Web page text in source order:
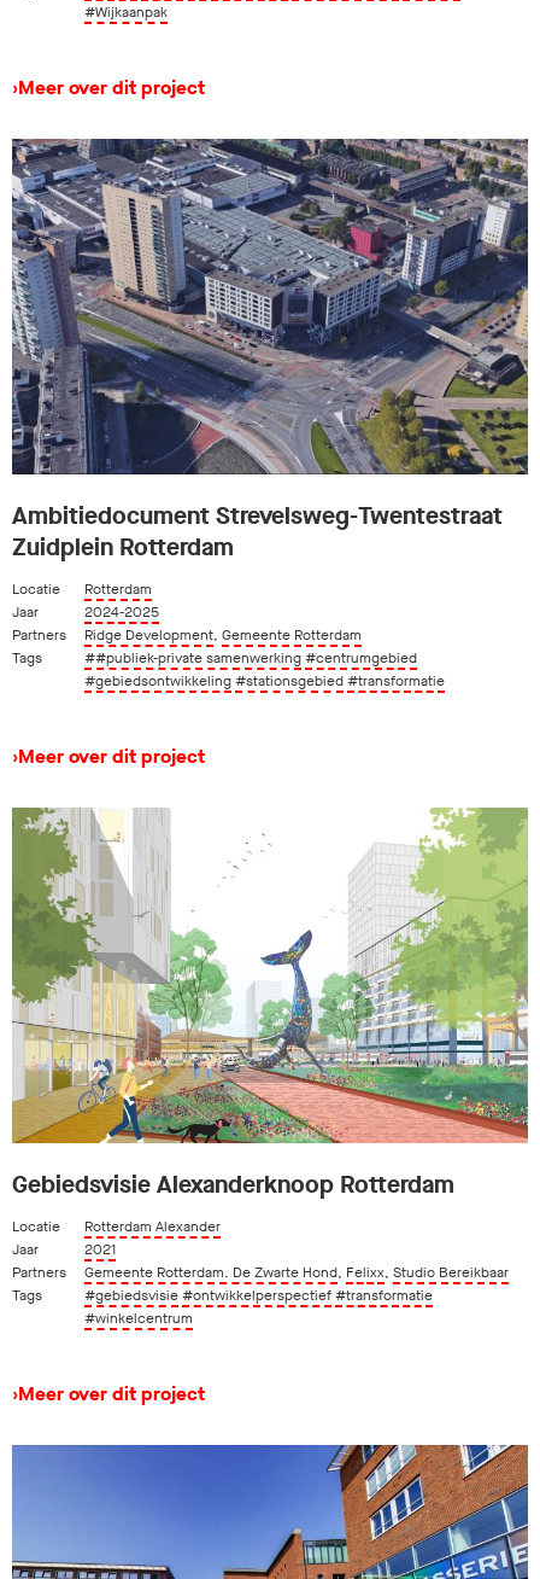
#Wijkaanpak
›Meer over dit project
Ambitiedocument Strevelsweg-Twentestraat
Zuidplein Rotterdam
Locatie
Rotterdam
Jaar
2024-2025
Partners
Ridge Development, Gemeente Rotterdam
Tags
##publiek-private samenwerking#centrumgebied
#gebiedsontwikkeling#stationsgebied#transformatie
›Meer over dit project
Gebiedsvisie Alexanderknoop Rotterdam
Locatie
Rotterdam Alexander
Jaar
2021
Partners
Gemeente Rotterdam. De Zwarte Hond, Felixx, Studio Bereikbaar
Tags
#gebiedsvisie#ontwikkelperspectief#transformatie
#winkelcentrum
›Meer over dit project